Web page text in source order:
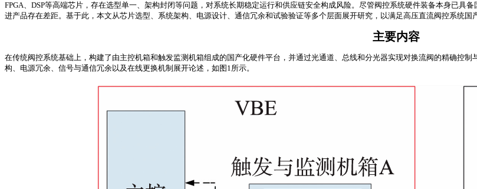
FPGA、DSP等高端芯片，存在选型单一、架构封闭等问题，对系统长期稳定运行和供应链安全构成风险。尽管阀控系统硬件装备本身已
进产品存在差距。基于此，本文从芯片选型、系统架构、电源设计、通信冗余和试验验证等多个层面展开研究，以满足高压直流阀控系统国
主要内容
在传统阀控系统基础上，构建了由主控机箱和触发监测机箱组成的国产化硬件平台，并通过光通道、总线和分光器实现对换流阀的精确控
构、电源冗余、信号与通信冗余以及在线更换机制展开论述，如图1所示。